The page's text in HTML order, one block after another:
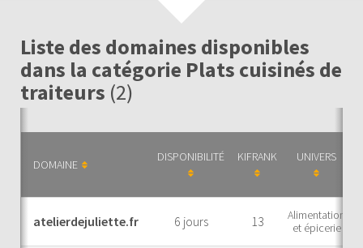
Liste des domaines disponibles
dans la catégorie Plats cuisinés de
traiteurs (2)
DOMAINE
DISPONIBILITÉ KIFRANK UNIVERS
atelierdejuliette.fr 6 jours 13
Alimentation
et épicerie